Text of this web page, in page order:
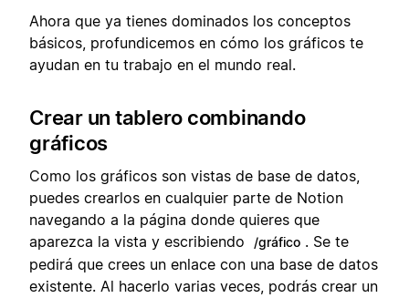
Ahora que ya tienes dominados los conceptos
básicos, profundicemos en cómo los gráficos te
ayudan en tu trabajo en el mundo real.
Crear un tablero combinando
gráficos
Como los gráficos son vistas de base de datos,
puedes crearlos en cualquier parte de Notion
navegando a la página donde quieres que
aparezca la vista y escribiendo
/gráfico . Se te
pedirá que crees un enlace con una base de datos
existente. Al hacerlo varias veces, podrás crear un